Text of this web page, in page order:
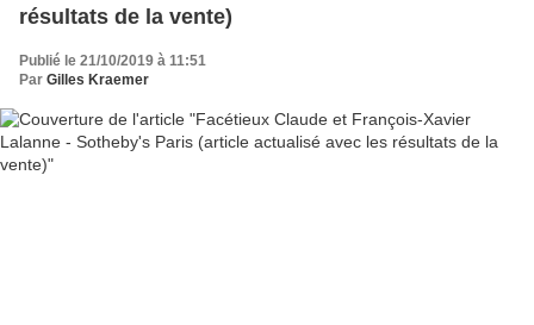
résultats de la vente)
Publié le 21/10/2019 à 11:51
Par Gilles Kraemer